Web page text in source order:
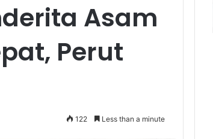
Asam
Perut
122 Less than a minute